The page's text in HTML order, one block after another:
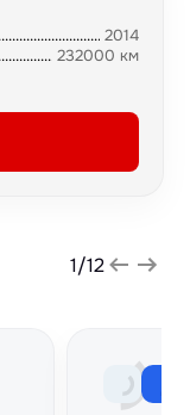
2014
232000 км
1/12